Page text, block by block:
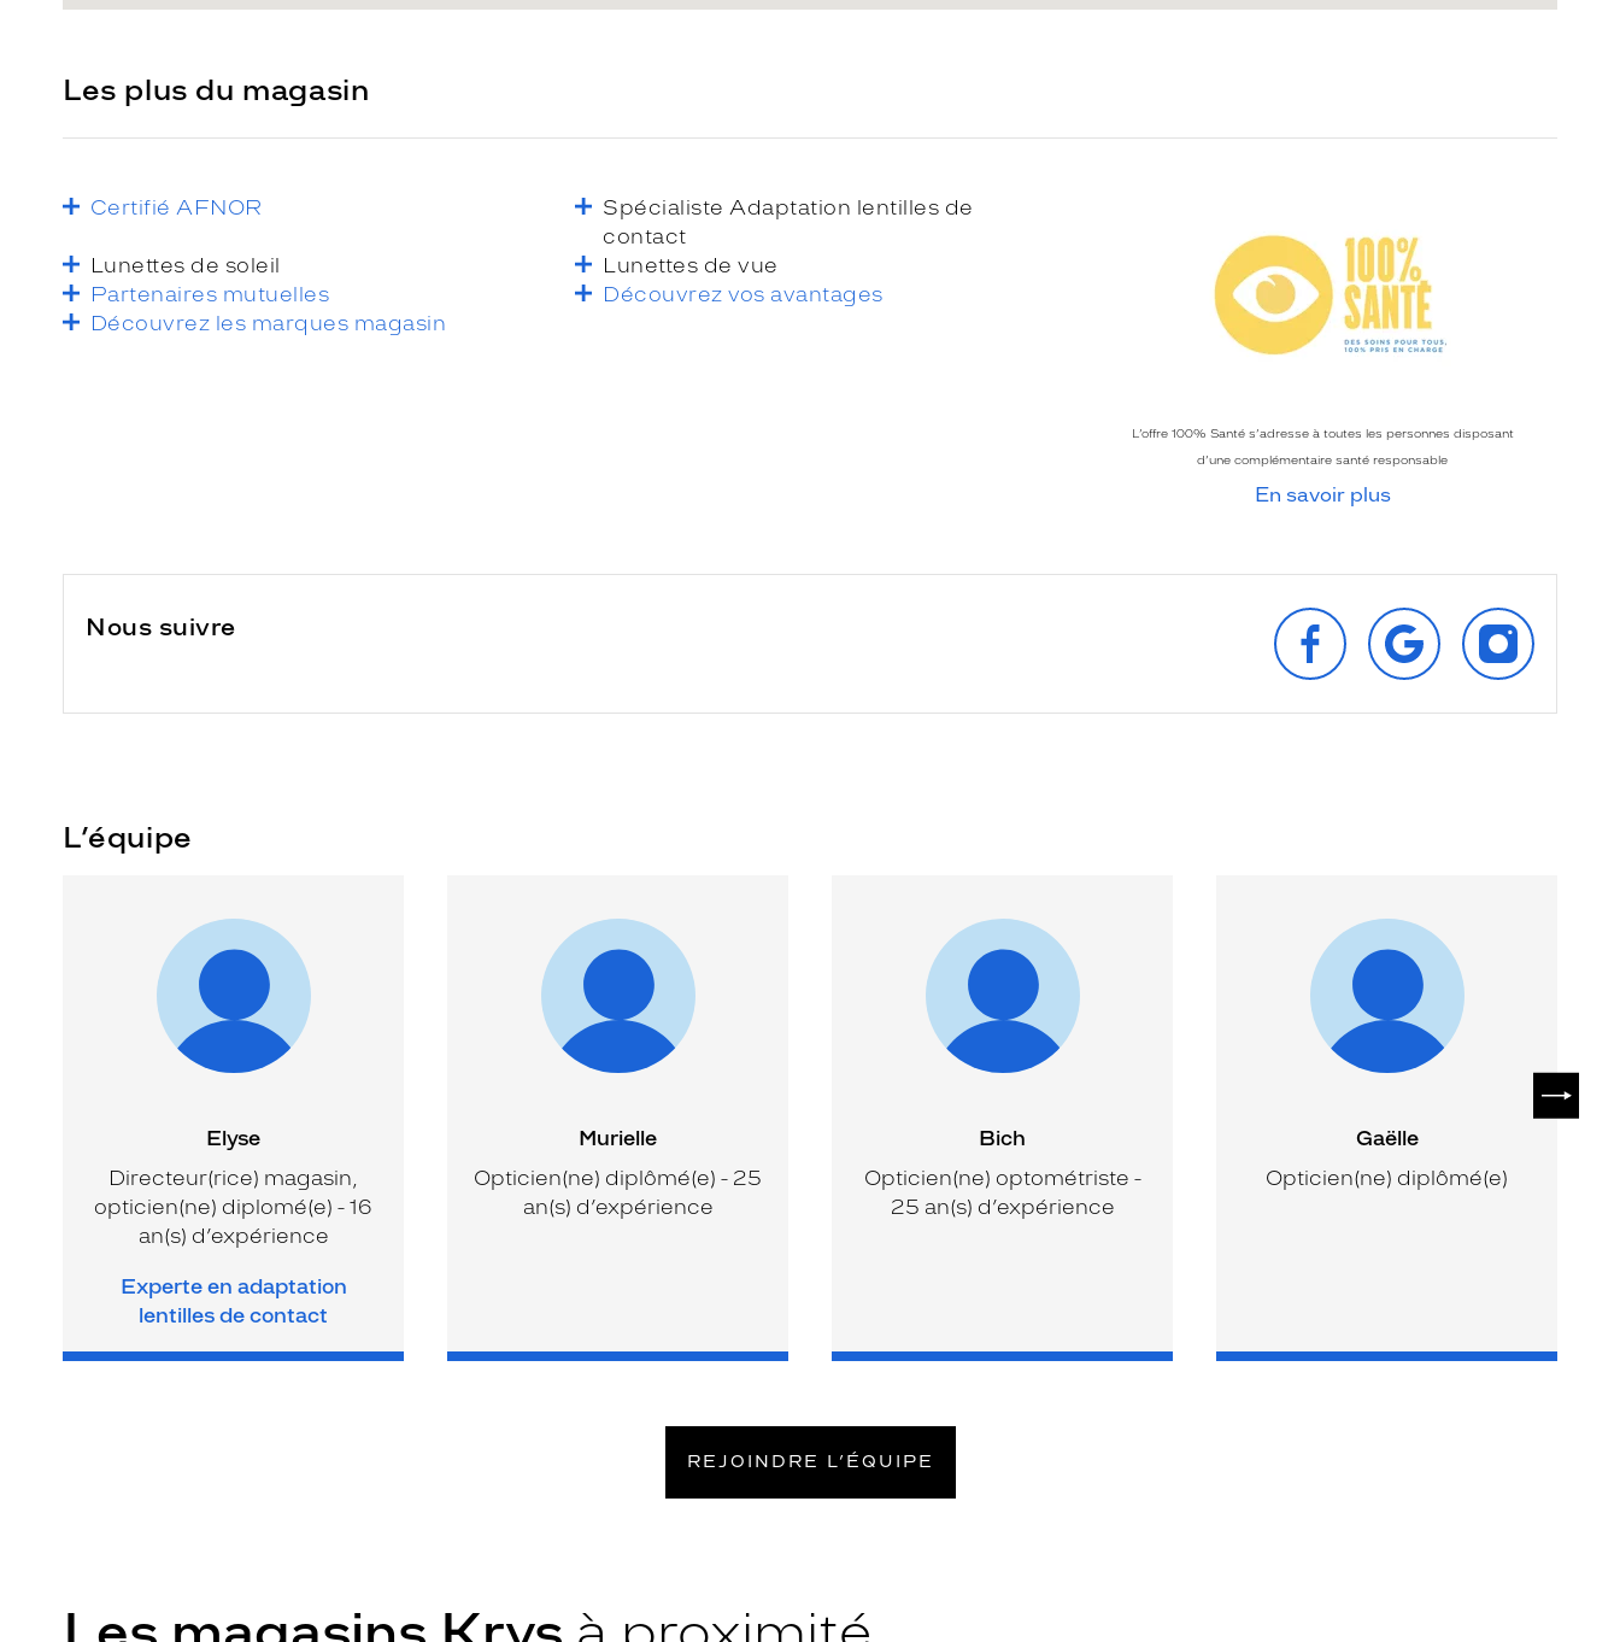
Les plus du magasin
Certifié AFNOR
Spécialiste Adaptation lentilles de
contact
Lunettes de soleil
Lunettes de vue
Partenaires mutuelles
Découvrez vos avantages
Découvrez les marques magasin
L’offre 100% Santé s’adresse à toutes les personnes disposant
d’une complémentaire santé responsable
En savoir plus
Nous suivre
SUIVEZ‑NOUS
SUR
FACEBOOK
RETROUVEZ‑NOUS
SUR
GOOGLE
SUR
INSTAGRAM
L’équipe
Elyse
Directeur(rice) magasin,
opticien(ne) diplomé(e) - 16
an(s) d’expérience
Experte en adaptation
lentilles de contact
Murielle
Opticien(ne) diplômé(e) - 25
an(s) d’expérience
Bich
Opticien(ne) optométriste -
25 an(s) d’expérience
Gaëlle
Opticien(ne) diplômé(e)
REJOINDRE L’ÉQUIPE